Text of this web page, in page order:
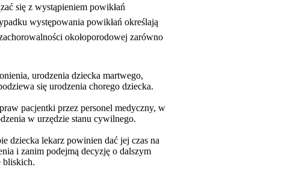
się z wystąpieniem powikłań
występowania powikłań określają
okołoporodowej zarówno
urodzenia dziecka martwego,
się urodzenia chorego dziecka.
pacjentki przez personel medyczny, w
w urzędzie stanu cywilnego.
dziecka lekarz powinien dać jej czas na
i zanim podejmą decyzję o dalszym
bliskich.